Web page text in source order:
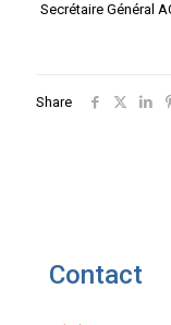
Secrétaire Général
Share
Contact